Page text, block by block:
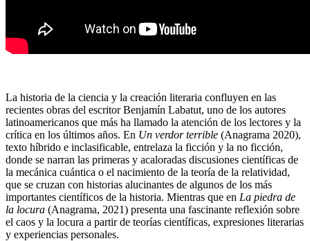
La historia de la ciencia y la creación literaria confluyen en las
recientes obras del escritor Benjamín Labatut, uno de los autores
latinoamericanos que más ha llamado la atención de los lectores y la
crítica en los últimos años. En Un verdor terrible (Anagrama 2020),
texto híbrido e inclasificable, entrelaza la ficción y la no ficción,
donde se narran las primeras y acaloradas discusiones científicas de
la mecánica cuántica o el nacimiento de la teoría de la relatividad,
que se cruzan con historias alucinantes de algunos de los más
importantes científicos de la historia. Mientras que en La piedra de
la locura (Anagrama, 2021) presenta una fascinante reflexión sobre
el caos y la locura a partir de teorías científicas, expresiones literarias
y experiencias personales.